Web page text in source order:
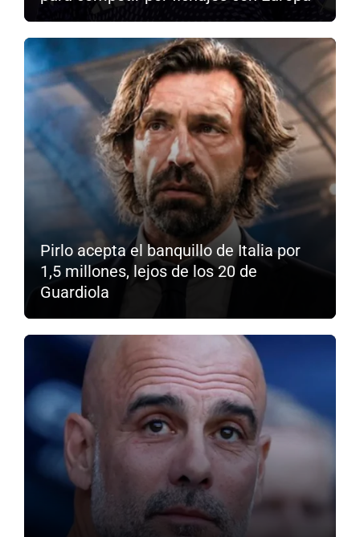
Pirlo acepta el banquillo de Italia por
1,5 millones, lejos de los 20 de
Guardiola